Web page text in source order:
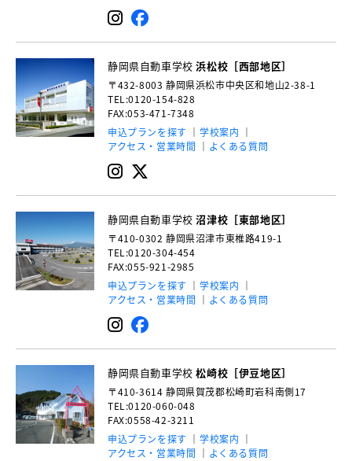
静岡県自動車学校浜松校［西部地区］
〒432-8003 静岡県浜松市中央区和地山2-38-1
TEL:0120-154-828
FAX:053-471-7348
申込プランを探す
学校案内
アクセス・営業時間
よくある質問
静岡県自動車学校沼津校［東部地区］
〒410-0302 静岡県沼津市東椎路419-1
TEL:0120-304-454
FAX:055-921-2985
申込プランを探す
学校案内
アクセス・営業時間
よくある質問
静岡県自動車学校松崎校［伊豆地区］
〒410-3614 静岡県賀茂郡松崎町岩科南側17
TEL:0120-060-048
FAX:0558-42-3211
申込プランを探す
学校案内
アクセス・営業時間
よくある質問